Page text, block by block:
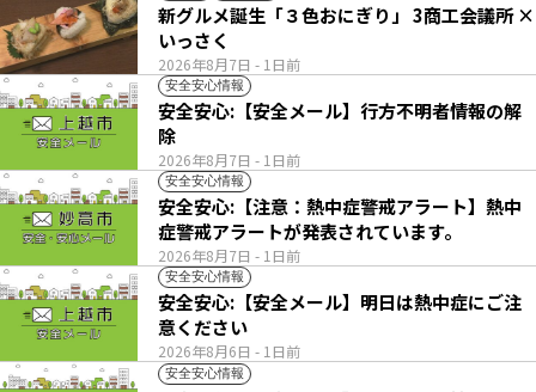
2026年8月7日 - 1日前
新グルメ誕生「３色おにぎり」 3商工会議所 ×
いっさく
安全安心情報
2026年8月7日 - 1日前
安全安心:【安全メール】行方不明者情報の解
除
安全安心情報
2026年8月7日 - 1日前
安全安心:【注意：熱中症警戒アラート】熱中
症警戒アラートが発表されています。
安全安心情報
2026年8月6日 - 1日前
安全安心:【安全メール】明日は熱中症にご注
意ください
安全安心情報